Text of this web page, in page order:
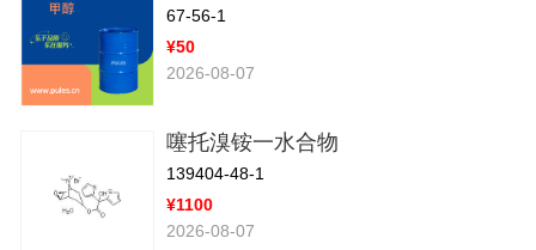
67-56-1
¥50
2026-08-07
噻托溴铵一水合物
139404-48-1
¥1100
2026-08-07